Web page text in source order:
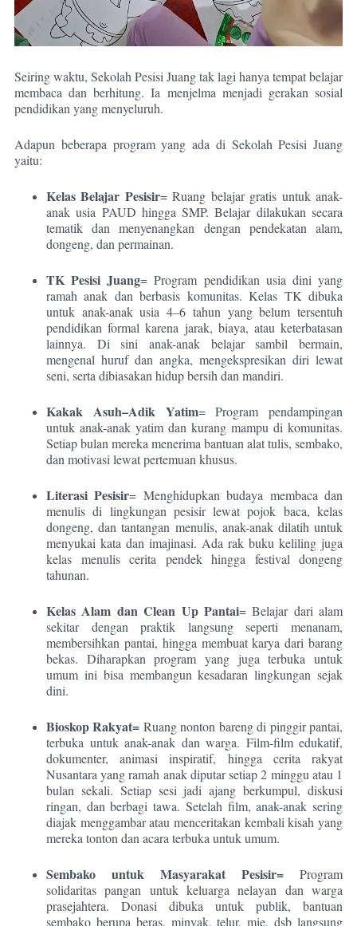
Seiring waktu, Sekolah Pesisi Juang tak lagi hanya tempat belajar
membaca dan berhitung. Ia menjelma menjadi gerakan sosial
pendidikan yang menyeluruh.
Adapun beberapa program yang ada di Sekolah Pesisi Juang
yaitu:
Kelas Belajar Pesisir= Ruang belajar gratis untuk anak-
anak usia PAUD hingga SMP. Belajar dilakukan secara
tematik dan menyenangkan dengan pendekatan alam,
dongeng, dan permainan.
TK Pesisi Juang= Program pendidikan usia dini yang
ramah anak dan berbasis komunitas. Kelas TK dibuka
untuk anak-anak usia 4–6 tahun yang belum tersentuh
pendidikan formal karena jarak, biaya, atau keterbatasan
lainnya. Di sini anak-anak belajar sambil bermain,
mengenal huruf dan angka, mengekspresikan diri lewat
seni, serta dibiasakan hidup bersih dan mandiri.
Kakak Asuh–Adik Yatim= Program pendampingan
untuk anak-anak yatim dan kurang mampu di komunitas.
Setiap bulan mereka menerima bantuan alat tulis, sembako,
dan motivasi lewat pertemuan khusus.
Literasi Pesisir= Menghidupkan budaya membaca dan
menulis di lingkungan pesisir lewat pojok baca, kelas
dongeng, dan tantangan menulis, anak-anak dilatih untuk
menyukai kata dan imajinasi. Ada rak buku keliling juga
kelas menulis cerita pendek hingga festival dongeng
tahunan.
Kelas Alam dan Clean Up Pantai= Belajar dari alam
sekitar dengan praktik langsung seperti menanam,
membersihkan pantai, hingga membuat karya dari barang
bekas. Diharapkan program yang juga terbuka untuk
umum ini bisa membangun kesadaran lingkungan sejak
dini.
Bioskop Rakyat= Ruang nonton bareng di pinggir pantai,
terbuka untuk anak-anak dan warga. Film-film edukatif,
dokumenter, animasi inspiratif, hingga cerita rakyat
Nusantara yang ramah anak diputar setiap 2 minggu atau 1
bulan sekali. Setiap sesi jadi ajang berkumpul, diskusi
ringan, dan berbagi tawa. Setelah film, anak-anak sering
diajak menggambar atau menceritakan kembali kisah yang
mereka tonton dan acara terbuka untuk umum.
Sembako untuk Masyarakat Pesisir= Program
solidaritas pangan untuk keluarga nelayan dan warga
prasejahtera. Donasi dibuka untuk publik, bantuan
sembako berupa beras, minyak, telur, mie, dsb langsung